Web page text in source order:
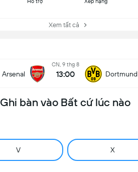
Xem tất cả
Arsenal
CN, 9 thg 8
13:00 Dortmund
Ghi bàn vào Bất cứ lúc nào
V X